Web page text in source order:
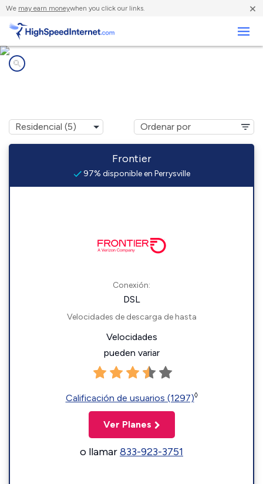
We may earn moneywhen you click our links. ×
Frontier
97% disponible en Perrysville
Conexión:
DSL
Velocidades de descarga de hasta
Velocidades
pueden variar
Calificación de usuarios (1297)◊
Ver Planes
o llamar833-923-3751